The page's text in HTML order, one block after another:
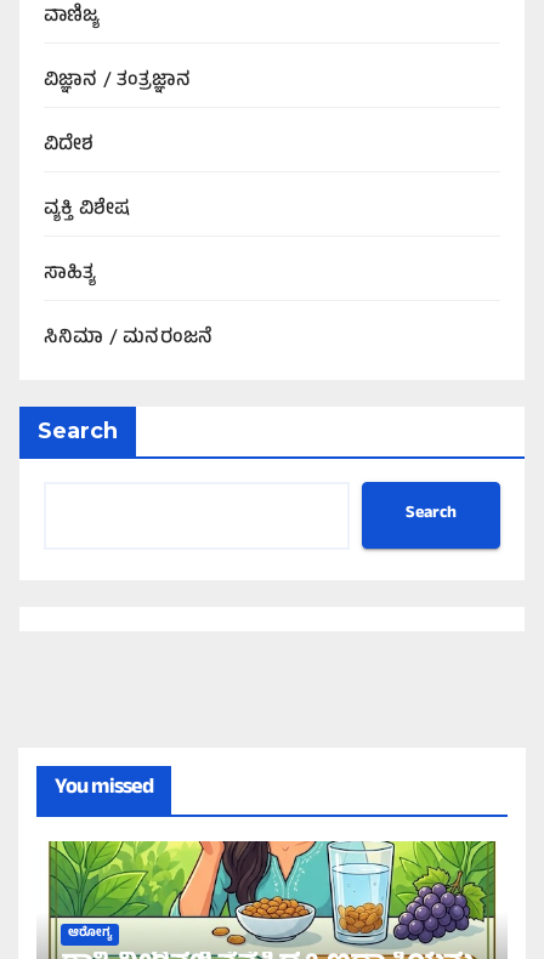
ವಾಣಿಜ್ಯ
ವಿಜ್ಞಾನ / ತಂತ್ರಜ್ಞಾನ
ವಿದೇಶ
ವ್ಯಕ್ತಿ ವಿಶೇಷ
ಸಾಹಿತ್ಯ
ಸಿನಿಮಾ / ಮನರಂಜನೆ
Search
Search
You missed
ಆರೋಗ್ಯ